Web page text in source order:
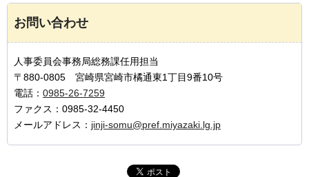
お問い合わせ
人事委員会事務局総務課任用担当
〒880-0805 宮崎県宮崎市橘通東1丁目9番10号
電話： 0985-26-7259
ファクス：0985-32-4450
メールアドレス： jinji-somu@pref.miyazaki.lg.jp